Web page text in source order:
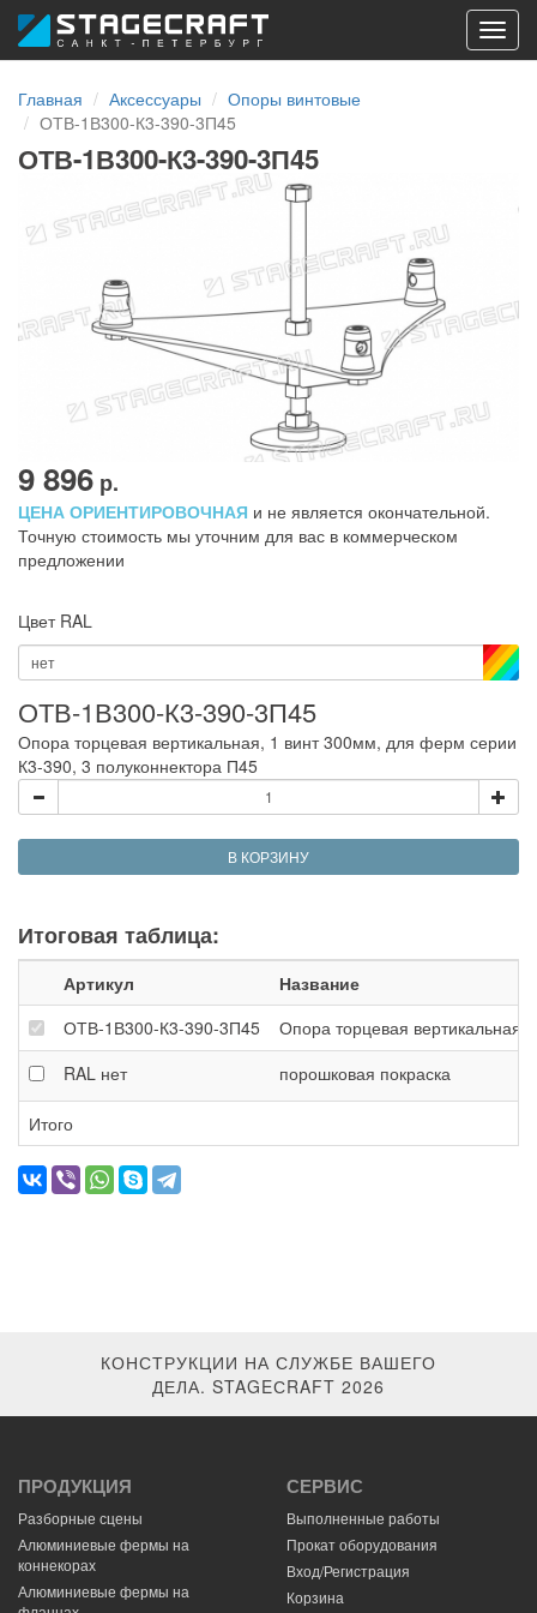
Главная
Аксессуары
Опоры винтовые
ОТВ-1В300-К3-390-3П45
ОТВ-1В300-К3-390-3П45
9 896 р.
ЦЕНА ОРИЕНТИРОВОЧНАЯ и не является окончательной.
Точную стоимость мы уточним для вас в коммерческом
предложении
Цвет RAL
нет
ОТВ-1В300-К3-390-3П45
Опора торцевая вертикальная, 1 винт 300мм, для ферм серии
К3-390, 3 полуконнектора П45
В КОРЗИНУ
Итоговая таблица:
Артикул
Название
ОТВ-1В300-К3-390-3П45
Опора торцевая
RAL нет порошковая покраска
Итого
КОНСТРУКЦИИ НА СЛУЖБЕ ВАШЕГО
ДЕЛА. STAGEСRAFT 2026
ПРОДУКЦИЯ
Разборные сцены
Алюминиевые фермы на
коннекорах
Алюминиевые фермы на
СЕРВИС
Выполненные работы
Прокат оборудования
Вход/Регистрация
Корзина